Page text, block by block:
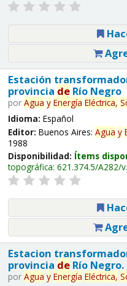
Estación
provincia deRío Negro
por Agua y Energía Eléctrica,
Idioma: Español
Editor: Buenos Aires: Agua y
1988
Disponibilidad: Ítems
topográfica: 621.374.5/A282/
Estacion
provincia deRío Negro.
por Agua y Energía Eléctrica,